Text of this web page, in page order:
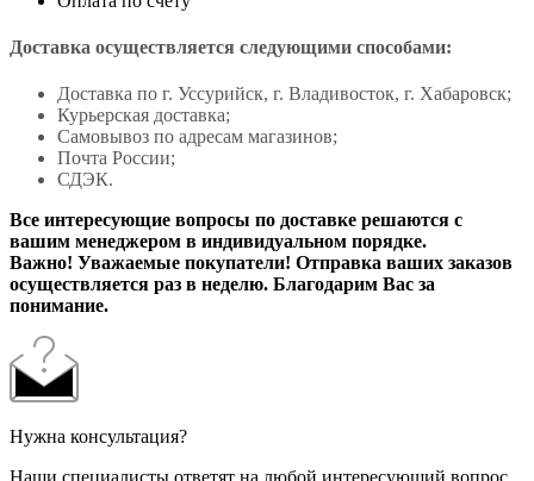
Доставка осуществляется следующими способами:
Доставка по г. Уссурийск, г. Владивосток, г. Хабаровск;
Курьерская доставка;
Самовывоз по адресам магазинов;
Почта России;
СДЭК.
Все интересующие вопросы по доставке решаются с
вашим менеджером в индивидуальном порядке.
Важно! Уважаемые покупатели! Отправка ваших заказов
осуществляется раз в неделю. Благодарим Вас за
понимание.
Нужна консультация?